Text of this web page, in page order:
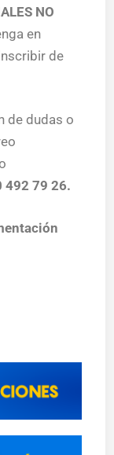
NO
en
de
de dudas o
492 79 26.